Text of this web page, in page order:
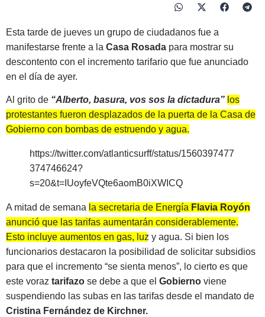
Esta tarde de jueves un grupo de ciudadanos fue a
manifestarse frente a la Casa Rosada para mostrar su
descontento con el incremento tarifario que fue anunciado
en el día de ayer.
Al grito de “Alberto, basura, vos sos la dictadura” los
protestantes fueron desplazados de la puerta de la Casa de
Gobierno con bombas de estruendo y agua.
https://twitter.com/atlanticsurff/status/1560397477
374746624?
s=20&t=IUoyfeVQte6aomB0iXWICQ
A mitad de semana la secretaria de Energía Flavia Royón
anunció que las tarifas aumentarán considerablemente.
Esto incluye aumentos en gas, luz y agua. Si bien los
funcionarios destacaron la posibilidad de solicitar subsidios
para que el incremento “se sienta menos”, lo cierto es que
este voraz tarifazo se debe a que el Gobierno viene
suspendiendo las subas en las tarifas desde el mandato de
Cristina Fernández de Kirchner.